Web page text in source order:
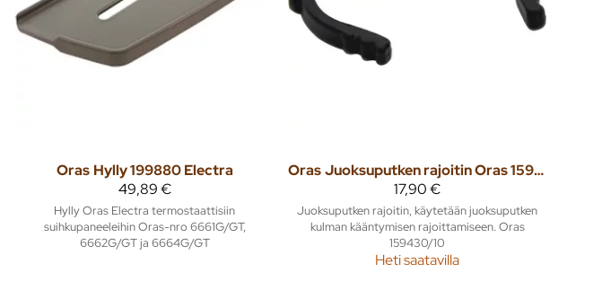
Oras Hylly 199880 Electra
49,89 €
Hylly Oras Electra termostaattisiin
suihkupaneeleihin Oras-nro 6661G/GT,
6662G/GT ja 6664G/GT
Oras
Juoksuputken rajoitin Oras 159430/10, 40°- 80°
17,90 €
Juoksuputken rajoitin, käytetään juoksuputken
kulman kääntymisen rajoittamiseen. Oras
159430/10
Heti saatavilla